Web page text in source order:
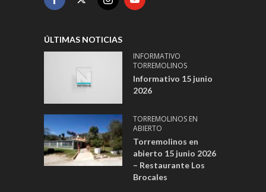
ÚLTIMAS NOTICIAS
INFORMATIVO
TORREMOLINOS
Informativo 15 junio
2026
TORREMOLINOS EN
ABIERTO
Torremolinos en
abierto 15 junio 2026
– Restaurante Los
Brocales